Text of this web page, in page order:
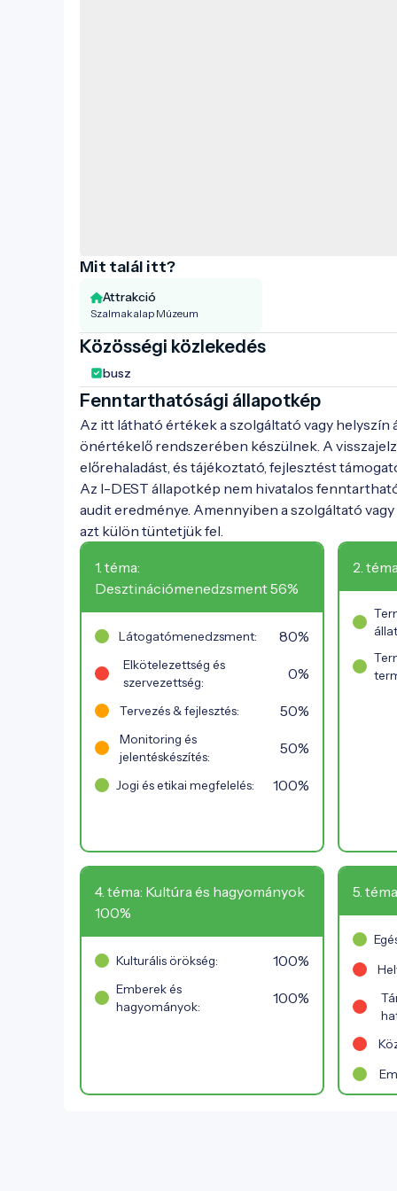
Mit talál itt?
Attrakció
Szalmakalap Múzeum
Közösségi közlekedés
busz
Fenntarthatósági állapotkép
Az itt látható értékek a szolgáltató vagy helyszín
önértékelő rendszerében készülnek. A
előrehaladást, és tájékoztató, fejlesztést
Az I-DEST állapotkép nem hivatalos
audit eredménye. Amennyiben a szolgáltató
azt külön tüntetjük fel.
1. téma:
Desztinációmenedzsment 56%
Látogatómenedzsment: 80%
Elkötelezettség és
szervezettség:
0%
Tervezés & fejlesztés: 50%
Monitoring és
jelentéskészítés:
50%
Jogi és etikai megfelelés: 100%
2.
4. téma: Kultúra és hagyományok
100%
Kulturális örökség: 100%
Emberek és
hagyományok:
100%
5.